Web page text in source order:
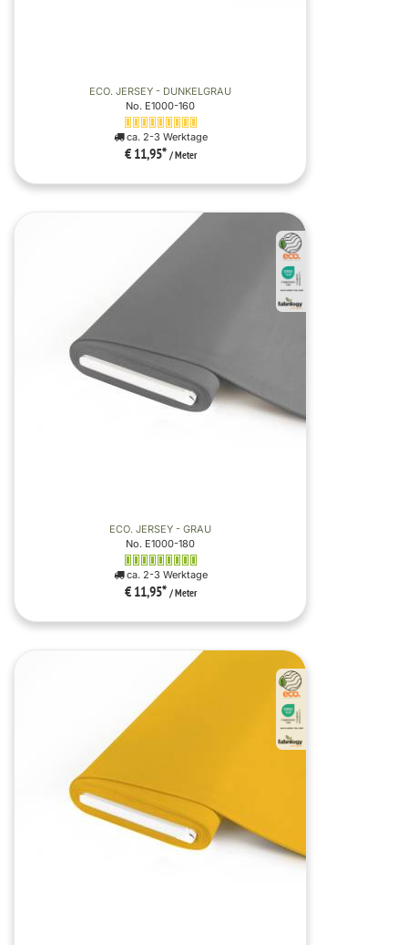
ECO. JERSEY - DUNKELGRAU
No. E1000-160
ca. 2-3 Werktage
€ 11,95* / Meter
ECO. JERSEY - GRAU
No. E1000-180
ca. 2-3 Werktage
€ 11,95* / Meter